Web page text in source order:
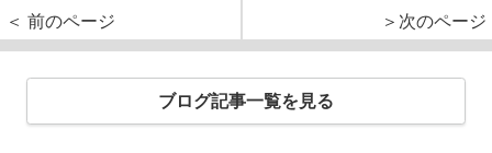
＜ 前のページ
＞次のページ
ブログ記事一覧を見る